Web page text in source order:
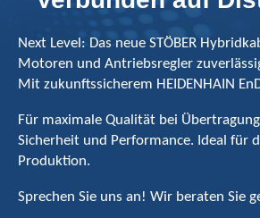
Next Level: Das neue STÖBER
Motoren und Antriebsregler
Mit zukunftssicherem HEIDENHAIN
Für maximale Qualität bei
Sicherheit und Performance. Ideal für
Produktion.
Sprechen Sie uns an! Wir beraten Sie